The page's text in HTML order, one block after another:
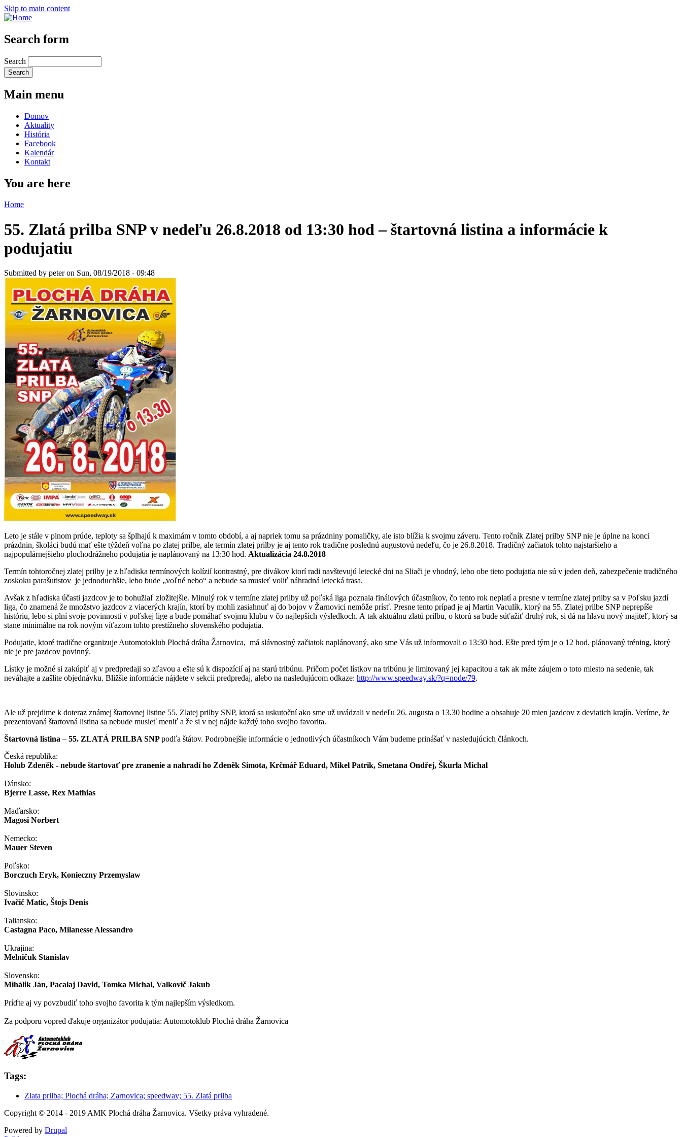
Skip to main content
Search form
Search
Main menu
Domov
Aktuality
História
Facebook
Kalendár
Kontakt
You are here
Home
55. Zlatá prilba SNP v nedeľu 26.8.2018 od 13:30 hod – štartovná listina a informácie k
podujatiu
Submitted by peteron Sun, 08/19/2018 - 09:48
Leto je stále v plnom prúde, teploty sa šplhajú k maximám v tomto období, a aj napriek tomu sa prázdniny pomaličky, ale isto blížia k svojmu záveru. Tento ročník Zlatej prilby SNP nie je úplne na konci
prázdnin, školáci budú mať ešte týždeň voľna po zlatej prilbe, ale termín zlatej prilby je aj tento rok tradične poslednú augustovú nedeľu, čo je 26.8.2018. Tradičný začiatok tohto najstaršieho a
najpopulárnejšieho plochodrážneho podujatia je naplánovaný na 13:30 hod. Aktualizácia 24.8.2018
Termín tohtoročnej zlatej prilby je z hľadiska termínových kolízií kontrastný, pre divákov ktorí radi navštevujú letecké dni na Sliači je vhodný, lebo obe tieto podujatia nie sú v jeden deň, zabezpečenie tradičného
zoskoku parašutistov je jednoduchšie, lebo bude „voľné nebo“ a nebude sa musieť voliť náhradná letecká trasa.
Avšak z hľadiska účasti jazdcov je to bohužiaľ zložitejšie. Minulý rok v termíne zlatej prilby už poľská liga poznala finálových účastníkov, čo tento rok neplatí a presne v termíne zlatej prilby sa v Poľsku jazdí
liga, čo znamená že množstvo jazdcov z viacerých krajín, ktorí by mohli zasiahnuť aj do bojov v Žarnovici nemôže prísť. Presne tento prípad je aj Martin Vaculík, ktorý na 55. Zlatej prilbe SNP neprepíše
históriu, lebo si plní svoje povinnosti v poľskej lige a bude pomáhať svojmu klubu v čo najlepších výsledkoch. A tak aktuálnu zlatú prilbu, o ktorú sa bude súťažiť druhý rok, si dá na hlavu nový majiteľ, ktorý sa
stane minimálne na rok novým víťazom tohto prestížneho slovenského podujatia.
Podujatie, ktoré tradične organizuje Automotoklub Plochá dráha Žarnovica, má slávnostný začiatok naplánovaný, ako sme Vás už informovali o 13:30 hod. Ešte pred tým je o 12 hod. plánovaný tréning, ktorý
nie je pre jazdcov povinný.
Lístky je možné si zakúpiť aj v predpredaji so zľavou a ešte sú k dispozícií aj na starú tribúnu. Pričom počet lístkov na tribúnu je limitovaný jej kapacitou a tak ak máte záujem o toto miesto na sedenie, tak
neváhajte a zašlite objednávku. Bližšie informácie nájdete v sekcii predpredaj, alebo na nasledujúcom odkaze: http://www.speedway.sk/?q=node/79.
Ale už prejdime k doteraz známej štartovnej listine 55. Zlatej prilby SNP, ktorá sa uskutoční ako sme už uvádzali v nedeľu 26. augusta o 13.30 hodine a obsahuje 20 mien jazdcov z deviatich krajín. Veríme, že
prezentovaná štartovná listina sa nebude musieť meniť a že si v nej nájde každý toho svojho favorita.
Štartovná listina – 55. ZLATÁ PRILBA SNPpodľa štátov. Podrobnejšie informácie o jednotlivých účastníkoch Vám budeme prinášať v nasledujúcich článkoch.
Česká republika:
Holub Zdeněk - nebude štartovať pre zranenie a nahradí ho Zdeněk Simota, Krčmář Eduard, Mikel Patrik, Smetana Ondřej, Škurla Michal
Dánsko:
Bjerre Lasse, Rex Mathias
Maďarsko:
Magosi Norbert
Nemecko:
Mauer Steven
Poľsko:
Borczuch Eryk, Konieczny Przemyslaw
Slovinsko:
Ivačič Matic, Štojs Denis
Taliansko:
Castagna Paco, Milanesse Alessandro
Ukrajina:
Melničuk Stanislav
Slovensko:
Mihálik Ján, Pacalaj David, Tomka Michal, Valkovič Jakub
Príďte aj vy povzbudiť toho svojho favorita k tým najlepším výsledkom.
Za podporu vopred ďakuje organizátor podujatia: Automotoklub Plochá dráha Žarnovica
Tags:
Zlata prilba; Plochá dráha; Zarnovica; speedway; 55. Zlatá prilba
Copyright © 2014 - 2019 AMK Plochá dráha Žarnovica. Všetky práva vyhradené.
Powered by Drupal